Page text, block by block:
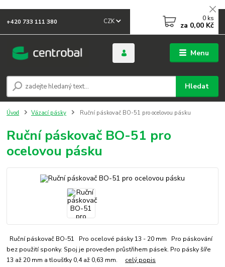
Menu
CZK
Hledat
+420 733 111 380 0 ks
za 0,00 Kč
Úvod Vázací pásky Ruční páskovač BO-51 pro ocelovou pásku
Ruční páskovač BO-51 pro
ocelovou pásku
Ruční páskovač BO-51 Pro ocelové pásky 13 - 20 mm Pro páskování
bez použití sponky. Spoj je proveden průstřihem pásek. Pro pásky šíře
13 až 20 mm a tloušťky 0,4 až 0,63 mm. celý popis